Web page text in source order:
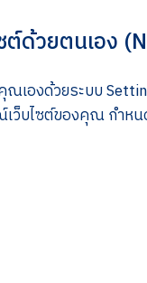
ด้วยตนเอง
เองด้วยระบบ
เว็บไซต์ของคุณ กำ